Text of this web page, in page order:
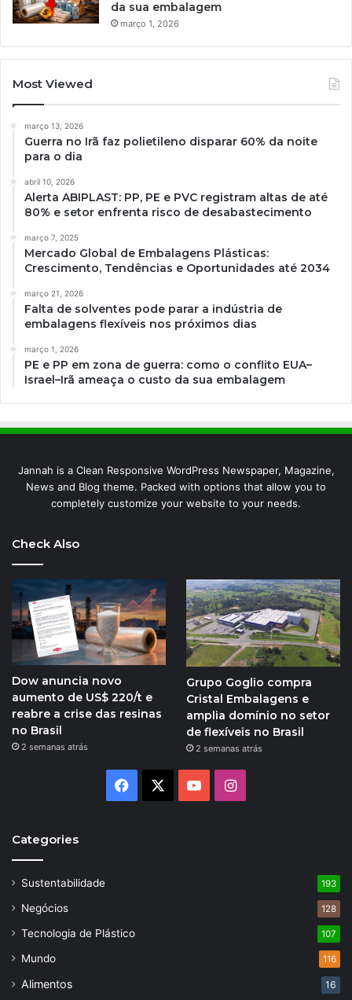
da sua embalagem
março 1, 2026
Most Viewed
março 13, 2026
Guerra no Irã faz polietileno disparar 60% da noite
para o dia
abril 10, 2026
Alerta ABIPLAST: PP, PE e PVC registram altas de até
80% e setor enfrenta risco de desabastecimento
março 7, 2025
Mercado Global de Embalagens Plásticas:
Crescimento, Tendências e Oportunidades até 2034
março 21, 2026
Falta de solventes pode parar a indústria de
embalagens flexíveis nos próximos dias
março 1, 2026
PE e PP em zona de guerra: como o conflito EUA–
Israel–Irã ameaça o custo da sua embalagem
Jannah is a Clean Responsive WordPress Newspaper, Magazine,
News and Blog theme. Packed with options that allow you to
completely customize your website to your needs.
Check Also
Dow anuncia novo
aumento de US$ 220/t e
reabre a crise das resinas
no Brasil
2 semanas atrás
Grupo Goglio compra
Cristal Embalagens e
amplia domínio no setor
de flexíveis no Brasil
2 semanas atrás
Facebook YouTubeInstagram
Categories
Sustentabilidade 193
Negócios 128
Tecnologia de Plástico 107
Mundo 116
Alimentos 16